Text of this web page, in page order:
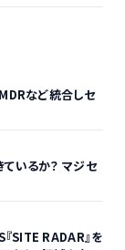
など統合しセ
いるか？ マジセ
SITE RADAR』を